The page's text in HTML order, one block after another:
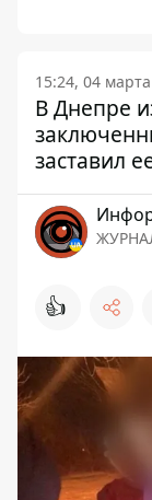
15:24, 04
В Днепре
заставил
👍